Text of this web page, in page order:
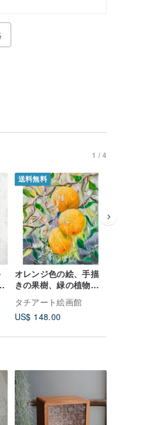
1 / 4
送料無料
オレンジ色の絵、手描
きの果樹、緑の植物、
枝のオレンジ 原創油畫
タチアート絵画館
US$ 148.00